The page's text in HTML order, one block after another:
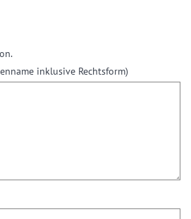
inklusive Rechtsform)